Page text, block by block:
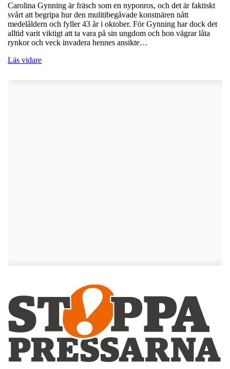
Carolina Gynning är fräsch som en nyponros, och det är faktiskt
svårt att begripa hur den mulitibegåvade konstnären nått
medelåldern och fyller 43 år i oktober. För Gynning har dock det
alltid varit viktigt att ta vara på sin ungdom och hon vägrar låta
rynkor och veck invadera hennes ansikte…
Läs vidare